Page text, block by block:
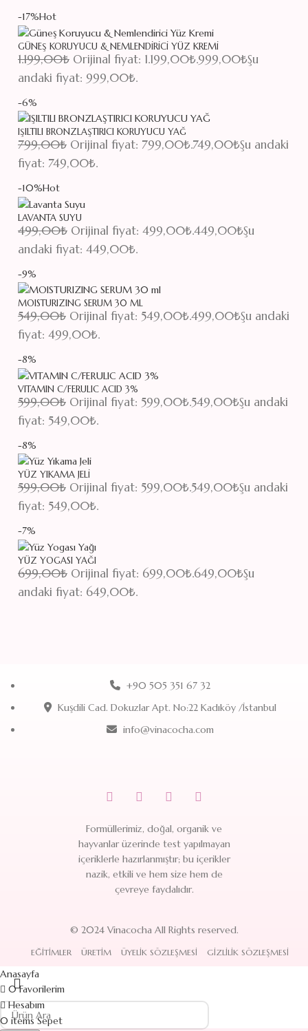
-17%Hot
GÜNEŞ KORUYUCU & NEMLENDIRICI YÜZ KREMI
1.199,00₺ Orijinal fiyat: 1.199,00₺.999,00₺Şu
andaki fiyat: 999,00₺.
-6%
IŞILTILI BRONZLAŞTIRICI KORUYUCU YAĞ
799,00₺ Orijinal fiyat: 799,00₺.749,00₺Şu andaki
fiyat: 749,00₺.
-10%Hot
LAVANTA SUYU
499,00₺ Orijinal fiyat: 499,00₺.449,00₺Şu
andaki fiyat: 449,00₺.
-9%
MOISTURIZING SERUM 30 ML
549,00₺ Orijinal fiyat: 549,00₺.499,00₺Şu andaki
fiyat: 499,00₺.
-8%
VITAMIN C/FERULIC ACID 3%
599,00₺ Orijinal fiyat: 599,00₺.549,00₺Şu andaki
fiyat: 549,00₺.
-8%
YÜZ YIKAMA JELI
599,00₺ Orijinal fiyat: 599,00₺.549,00₺Şu andaki
fiyat: 549,00₺.
-7%
YÜZ YOGASI YAĞI
699,00₺ Orijinal fiyat: 699,00₺.649,00₺Şu
andaki fiyat: 649,00₺.
+90 505 351 67 32
Kuşdili Cad. Dokuzlar Apt. No:22 Kadıköy /İstanbul
info@vinacocha.com
Formüllerimiz, doğal, organik ve
hayvanlar üzerinde test yapılmayan
içeriklerle hazırlanmıştır; bu içerikler
nazik, etkili ve hem size hem de
çevreye faydalıdır.
© 2024 Vinacocha All Rights reserved.
EĞITIMLER ÜRETIM ÜYELIK SÖZLEŞMESI GIZLILIK SÖZLEŞMESI
Anasayfa
0Favorilerim
Hesabım
0 items Sepet